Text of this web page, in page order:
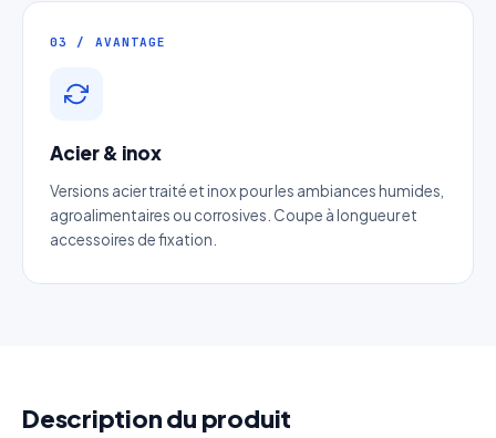
03 / AVANTAGE
Acier & inox
Versions acier traité et inox pour les ambiances humides,
agroalimentaires ou corrosives. Coupe à longueur et
accessoires de fixation.
Description du produit
Catégorie
Quantité estimée